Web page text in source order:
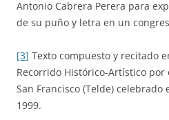
Antonio Cabrera Perera para
de su puño y letra en un
[3] Texto compuesto y recitado
Recorrido Histórico-Artístico
San Francisco (Telde)
1999.